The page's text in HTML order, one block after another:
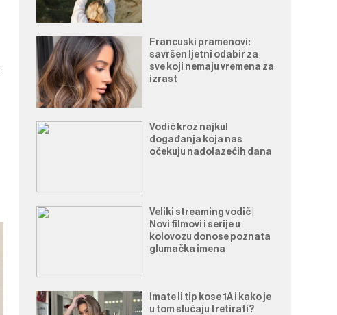
Francuski pramenovi:
savršen ljetni odabir za
sve koji nemaju vremena za
izrast
Vodič kroz najkul
događanja koja nas
očekuju nadolazećih dana
Veliki streaming vodič |
Novi filmovi i serije u
kolovozu donose poznata
glumačka imena
Imate li tip kose 1A i kako je
u tom slučaju tretirati?